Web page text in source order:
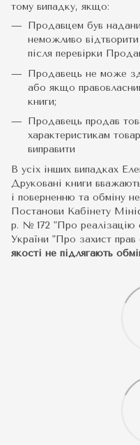
тому випадку, якщо:
Продавцем був
неможливо
після перевірки
Продавець не може
або якщо
книги;
Продавець продав
характеристикам
виправити
В усіх інших випадках
Друковані книги
і поверненню та обміну
Постанови Кабінету
р. № 172 "Про
України "Про захист прав
якості не підлягають